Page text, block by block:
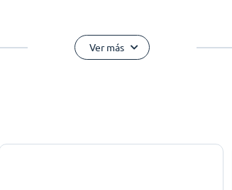
Ver más